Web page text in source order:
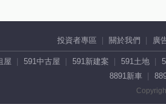
投資者專區 關於我們 廣
屋 591中古屋 591新建案 591土地
8891新車